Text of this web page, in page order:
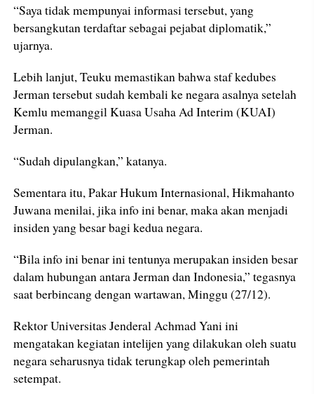
“Saya tidak mempunyai informasi tersebut, yang
bersangkutan terdaftar sebagai pejabat diplomatik,”
ujarnya.
Lebih lanjut, Teuku memastikan bahwa staf kedubes
Jerman tersebut sudah kembali ke negara asalnya setelah
Kemlu memanggil Kuasa Usaha Ad Interim (KUAI)
Jerman.
“Sudah dipulangkan,” katanya.
Sementara itu, Pakar Hukum Internasional, Hikmahanto
Juwana menilai, jika info ini benar, maka akan menjadi
insiden yang besar bagi kedua negara.
“Bila info ini benar ini tentunya merupakan insiden besar
dalam hubungan antara Jerman dan Indonesia,” tegasnya
saat berbincang dengan wartawan, Minggu (27/12).
Rektor Universitas Jenderal Achmad Yani ini
mengatakan kegiatan intelijen yang dilakukan oleh suatu
negara seharusnya tidak terungkap oleh pemerintah
setempat.